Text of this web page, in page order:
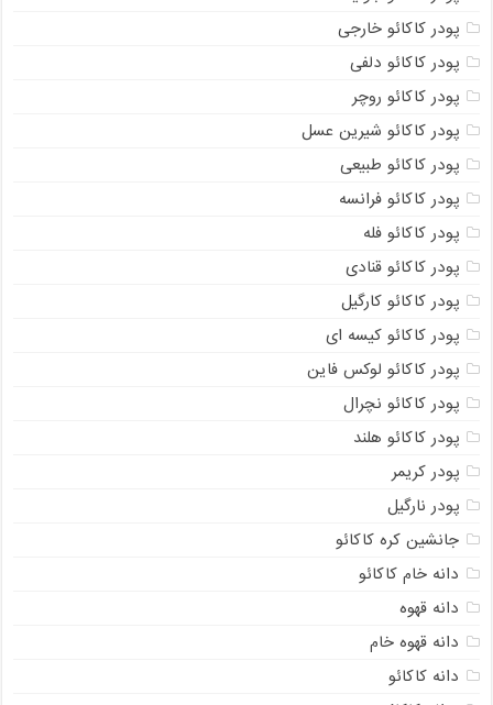
پودر کاکائو خارجی
پودر کاکائو دلفی
پودر کاکائو روچر
پودر کاکائو شیرین عسل
پودر کاکائو طبیعی
پودر کاکائو فرانسه
پودر کاکائو فله
پودر کاکائو قنادی
پودر کاکائو کارگیل
پودر کاکائو کیسه ای
پودر کاکائو لوکس فاین
پودر کاکائو نچرال
پودر کاکائو هلند
پودر کریمر
پودر نارگیل
جانشین کره کاکائو
دانه خام کاکائو
دانه قهوه
دانه قهوه خام
دانه کاکائو